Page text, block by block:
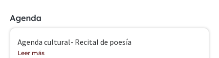
Agenda
Agenda cultural- Recital de poesía
Leer más